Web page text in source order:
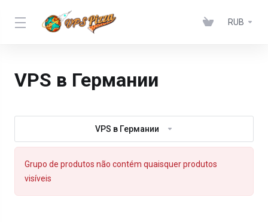
RUB
VPS в Германии
VPS в Германии
Grupo de produtos não contém quaisquer produtos
visíveis